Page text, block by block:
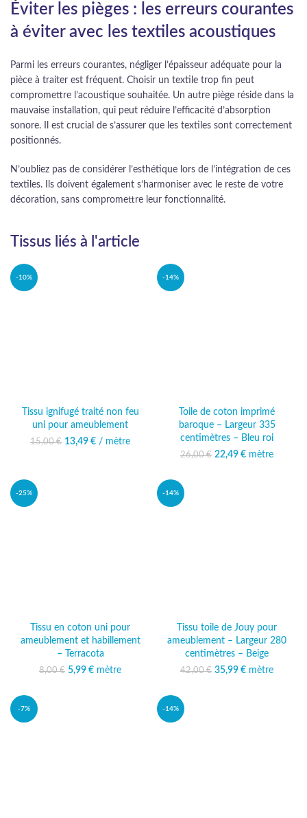
Éviter les pièges : les erreurs courantes
à éviter avec les textiles acoustiques
Parmi les erreurs courantes, négliger l’épaisseur adéquate pour la
pièce à traiter est fréquent. Choisir un textile trop fin peut
compromettre l’acoustique souhaitée. Un autre piège réside dans la
mauvaise installation, qui peut réduire l’efficacité d’absorption
sonore. Il est crucial de s’assurer que les textiles sont correctement
positionnés.
N’oubliez pas de considérer l’esthétique lors de l’intégration de ces
textiles. Ils doivent également s’harmoniser avec le reste de votre
décoration, sans compromettre leur fonctionnalité.
Tissus liés à l'article
-10%
Tissu ignifugé traité non feu
uni pour ameublement
15,00€
Le prix initial était :
13,49 €
Le prix
/ mètre
-14%
Toile de coton imprimé
baroque – Largeur 335
centimètres – Bleu roi
26,00€ Le prix initial était :
22,49 €
Le prix
mètre
-25%
Tissu en coton uni pour
ameublement et habillement
– Terracota
8,00€ Le prix initial était :
5,99 € Le prix actuel
mètre
-14%
Tissu toile de Jouy pour
ameublement – Largeur 280
centimètres – Beige
42,00€ Le prix initial était :
35,99 €
Le prix
mètre
-7% -14%